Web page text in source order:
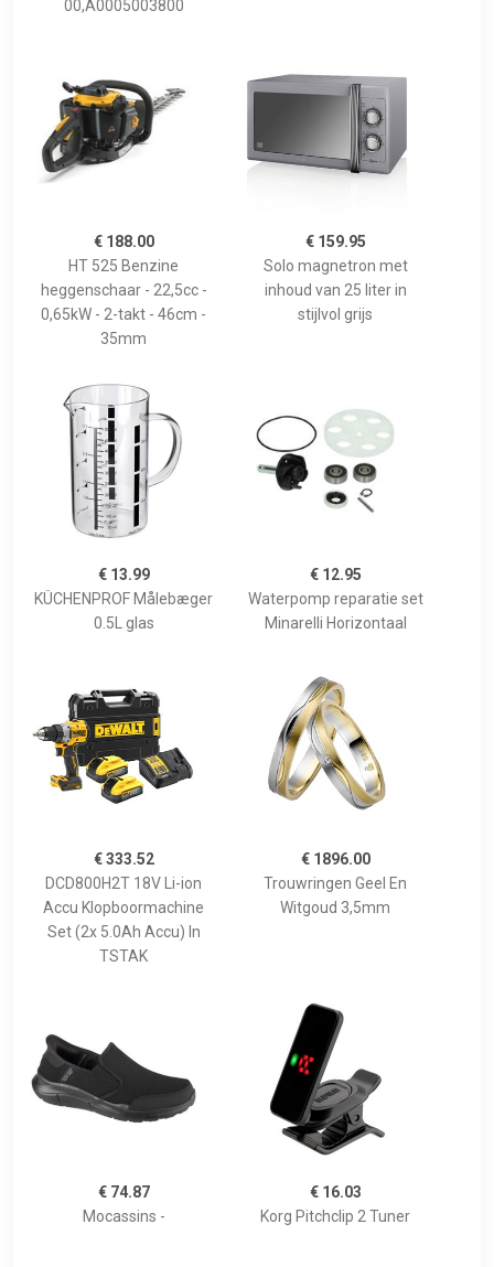
00,A0005003800
€ 188.00
HT 525 Benzine
heggenschaar - 22,5cc -
0,65kW - 2-takt - 46cm -
35mm
€ 159.95
Solo magnetron met
inhoud van 25 liter in
stijlvol grijs
€ 13.99
KÜCHENPROF Målebæger
0.5L glas
€ 12.95
Waterpomp reparatie set
Minarelli Horizontaal
€ 333.52
DCD800H2T 18V Li-ion
Accu Klopboormachine
Set (2x 5.0Ah Accu) In
TSTAK
€ 1896.00
Trouwringen Geel En
Witgoud 3,5mm
€ 74.87
Mocassins -
€ 16.03
Korg Pitchclip 2 Tuner